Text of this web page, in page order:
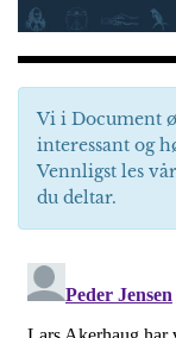
Vi i Document
interessant og
Vennligst les
du deltar.